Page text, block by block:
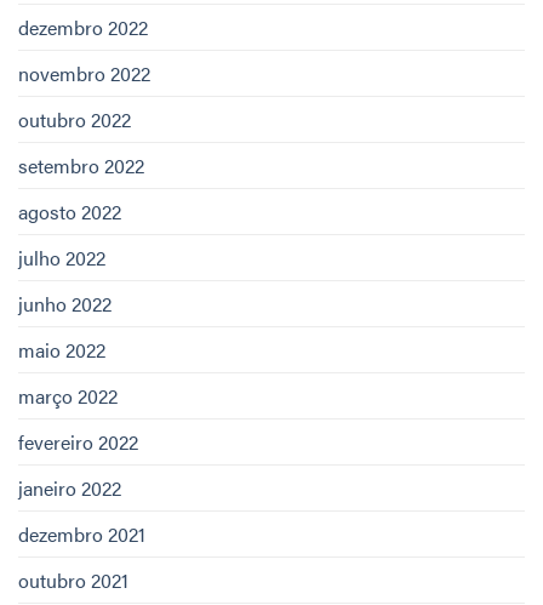
dezembro 2022
novembro 2022
outubro 2022
setembro 2022
agosto 2022
julho 2022
junho 2022
maio 2022
março 2022
fevereiro 2022
janeiro 2022
dezembro 2021
outubro 2021